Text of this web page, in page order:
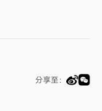
分享至：